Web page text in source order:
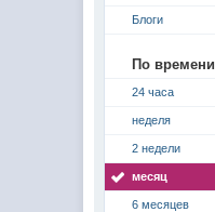
Блоги
По времени
24 часа
неделя
2 недели
месяц
6 месяцев